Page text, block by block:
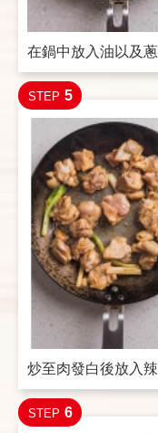
在鍋中放入油以及
STEP 5
炒至肉發白後放入
STEP 6